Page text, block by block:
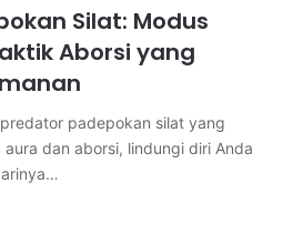
Silat: Modus
Aborsi yang
padepokan silat yang
dan aborsi, lindungi diri Anda